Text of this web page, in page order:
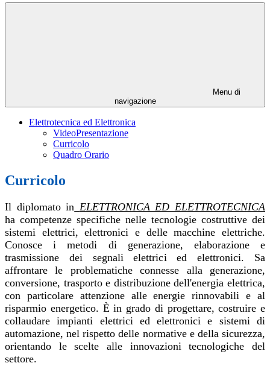
Menu di
navigazione
Elettrotecnica ed Elettronica
VideoPresentazione
Curricolo
Quadro Orario
Curricolo
Il diplomato in ELETTRONICA ED ELETTROTECNICA
ha competenze specifiche nelle tecnologie costruttive dei
sistemi elettrici, elettronici e delle macchine elettriche.
Conosce i metodi di generazione, elaborazione e
trasmissione dei segnali elettrici ed elettronici. Sa
affrontare le problematiche connesse alla generazione,
conversione, trasporto e distribuzione dell'energia elettrica,
con particolare attenzione alle energie rinnovabili e al
risparmio energetico. È in grado di progettare, costruire e
collaudare impianti elettrici ed elettronici e sistemi di
automazione, nel rispetto delle normative e della sicurezza,
orientando le scelte alle innovazioni tecnologiche del
settore.